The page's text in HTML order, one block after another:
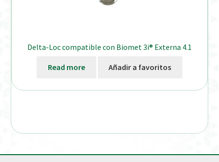
Delta-Loc compatible con Biomet 3i® Externa 4.1
Read more Añadir a favoritos